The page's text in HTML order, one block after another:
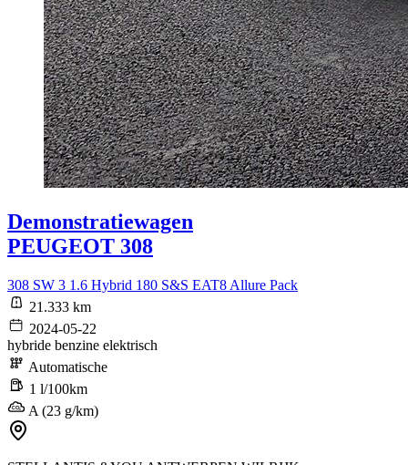
Demonstratiewagen
PEUGEOT 308
308 SW 3 1.6 Hybrid 180 S&S EAT8 Allure Pack
21.333 km
2024-05-22
hybride benzine elektrisch
Automatische
1 l/100km
A (23 g/km)